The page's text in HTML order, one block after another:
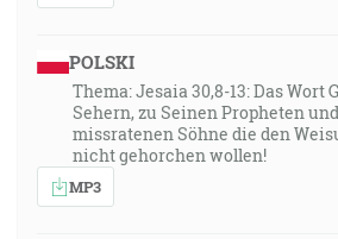
A keď videly zástupy, čo učinil
hlas a vravely po lykaonitsky:
ľuďom, k nám sostúpili! A volali
a Pavla Merkuriom, pretože on
Jupiterov, ktorý bol pred ich
a doniesol vence k bránam a
POLSKI
Thema: Jesaia 30,8-13: Das Wort
Sehern, zu Seinen Propheten
missratenen Söhne die den
nicht gehorchen wollen!
MP3